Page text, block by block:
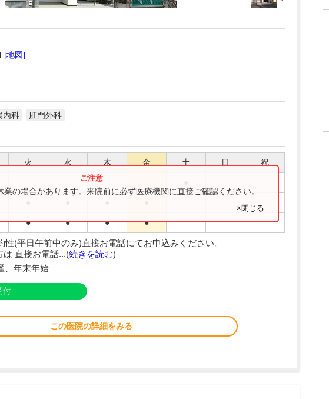
[地図]
内科 肛門外科
火 水 木 金 土 日 祝
● ● ● ●
の場合があります。来院前に必ず医療機関に直接ご確認ください。
×閉じる
性(平日午前中のみ)直接お電話にてお申込みください。
は 直接お電話...(続きを読む)
、年末年始
付
この医院の詳細をみる